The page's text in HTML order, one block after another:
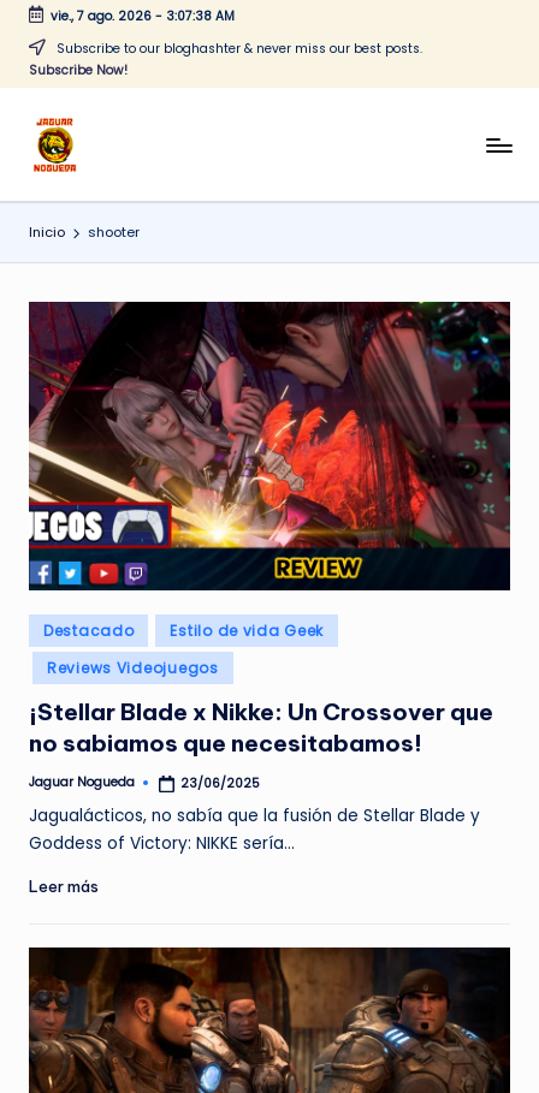
Saltar
vie., 7 ago. 2026- 3:07:39 AM
Subscribe to our bloghashter & never miss our best posts.
Subscribe Now!
J
a
g
a
r
N
o
g
u
e
d
a
CONTENIDO
Inicio shooter
Publicado
en
Destacado
Estilo de vida Geek
Reviews Videojuegos
¡Stellar Blade x Nikke: Un Crossover que
no sabiamos que necesitabamos!
Publicado
Jaguar Nogueda 23/06/2025
Jagualácticos, no sabía que la fusión de Stellar Blade y
Goddess of Victory: NIKKE sería…
Leer más